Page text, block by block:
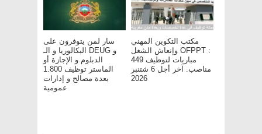
سار لمن يتوفرون على
البكالوريا و الـ DEUG و
الدبلوم و الإجازة أو
الماستر توظيف 1.800
بعدة مصالح و إدارات
عمومية
مكتب التكوين المهني
وإنعاش الشغل OFPPT :
مباريات لتوظيف 449
مناصب. آخر أجل 6 شتنبر
2026